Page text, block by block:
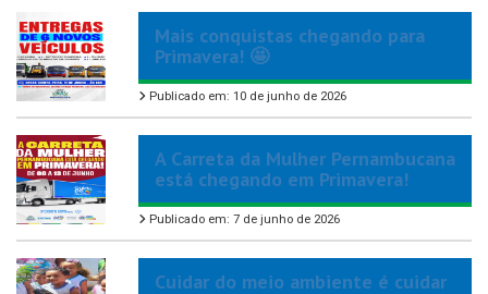
Mais conquistas chegando para
Primavera! 🤩
Publicado em: 10 de junho de 2026
A Carreta da Mulher Pernambucana
está chegando em Primavera!
Publicado em: 7 de junho de 2026
Cuidar do meio ambiente é cuidar